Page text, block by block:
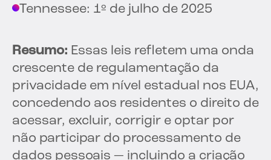
Tennessee: 1º de julho de 2025
Resumo: Essas leis refletem uma onda
crescente de regulamentação da
privacidade em nível estadual nos EUA,
concedendo aos residentes o direito de
acessar, excluir, corrigir e optar por
não participar do processamento de
dados pessoais — incluindo a criação